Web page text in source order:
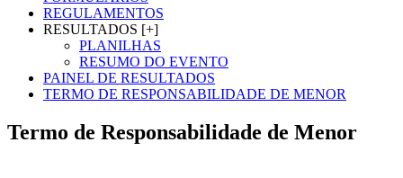
REGULAMENTOS
RESULTADOS [+]
PLANILHAS
RESUMO DO EVENTO
PAINEL DE RESULTADOS
TERMO DE RESPONSABILIDADE DE MENOR
Termo de Responsabilidade de Menor